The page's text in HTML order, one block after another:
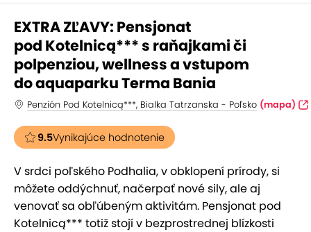
EXTRA ZĽAVY: Pensjonat
pod Kotelnicą*** s raňajkami či
polpenziou, wellness a vstupom
do aquaparku Terma Bania
Penzión Pod Kotelnicą***, Bialka Tatrzanska - Poľsko (mapa)
9.5Vynikajúce hodnotenie
V srdci poľského Podhalia, v obklopení prírody, si
môžete oddýchnuť, načerpať nové sily, ale aj
venovať sa obľúbeným aktivitám. Pensjonat pod
Kotelnicą*** totiž stojí v bezprostrednej blízkosti